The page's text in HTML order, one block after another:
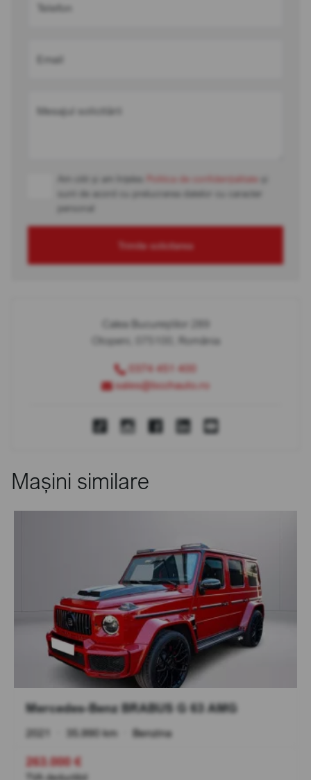
Telefon
Email
Mesajul solicitării
Am citit și am înțeles Politica de confidențialitate
sunt de acord cu prelucrarea datelor cu caracter
personal
Trimite solicitarea
Calea Bucureștilor 289
Otopeni, 075100, România
0374 451 400
sales@bcchauto.ro
Mașini similare
Mercedes-Benz BRABUS G 63 AMG
2021 35.990 km Benzina
263.000 €
TVA deductibil